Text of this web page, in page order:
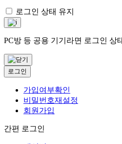
로그인 상태 유지
PC방 등 공용 기기라면 로그인 상
로그인
가입여부확인
비밀번호재설정
회원가입
간편 로그인